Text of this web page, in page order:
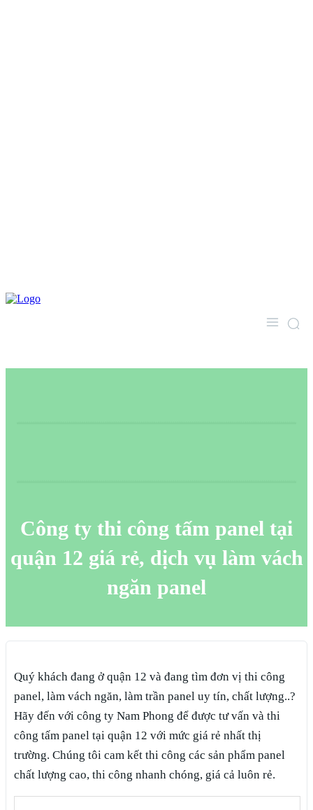
Công ty thi công tấm panel tại
quận 12 giá rẻ, dịch vụ làm vách
ngăn panel
Quý khách đang ở quận 12 và đang tìm đơn vị thi công
panel, làm vách ngăn, làm trần panel uy tín, chất lượng..?
Hãy đến với công ty Nam Phong để được tư vấn và thi
công tấm panel tại quận 12 với mức giá rẻ nhất thị
trường. Chúng tôi cam kết thi công các sản phẩm panel
chất lượng cao, thi công nhanh chóng, giá cả luôn rẻ.